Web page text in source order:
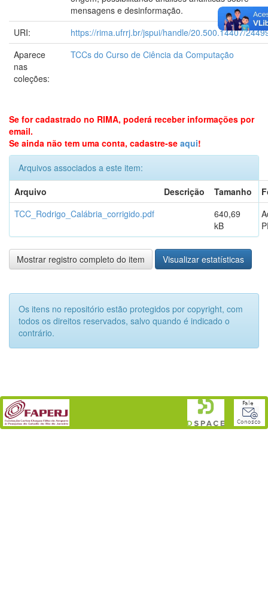
mensagens e desinformação.
URI:
https://rima.ufrrj.br/jspui/handle/20.500.14407/
Aparece
nas
coleções:
TCCs do Curso de Ciência da Computação
Se for cadastrado no RIMA, poderá receber informações por
email.
Se ainda não tem uma conta, cadastre-se aqui!
Arquivos associados a este item:
Arquivo
Descrição Tamanho
TCC_Rodrigo_Calábria_corrigido.pdf
640,69
kB
Mostrar registro completo do item Visualizar estatísticas
Os itens no repositório estão protegidos por copyright, com
todos os direitos reservados, salvo quando é indicado o
contrário.